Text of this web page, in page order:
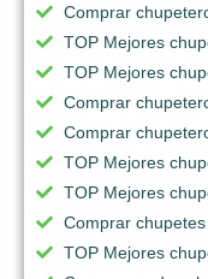
Comprar
TOP Mejores
TOP Mejores
Comprar
Comprar
TOP Mejores
TOP Mejores
Comprar
TOP Mejores